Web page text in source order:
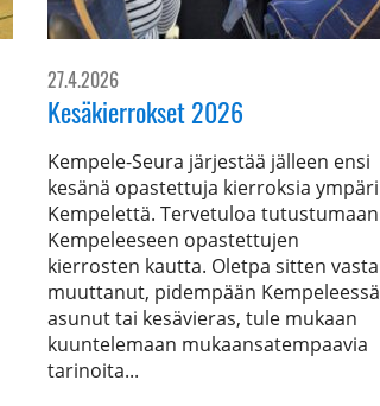
27.4.2026
Kesäkierrokset 2026
Kempele-Seura järjestää jälleen ensi
kesänä opastettuja kierroksia ympäri
Kempelettä. Tervetuloa tutustumaan
Kempeleeseen opastettujen
kierrosten kautta. Oletpa sitten vasta
muuttanut, pidempään Kempeleessä
asunut tai kesävieras, tule mukaan
kuuntelemaan mukaansatempaavia
tarinoita...